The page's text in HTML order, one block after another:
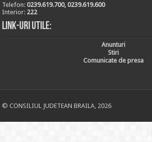
Telefon:0239.619.700, 0239.619.600
Interior: 222
Link-uri utile:
Anunturi
Stiri
Comunicate de presa
© CONSILIUL JUDETEAN BRAILA, 2026